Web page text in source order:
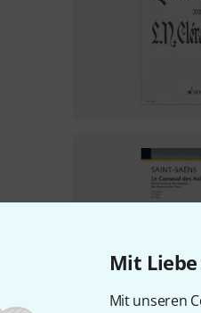
Mit
Mit unseren